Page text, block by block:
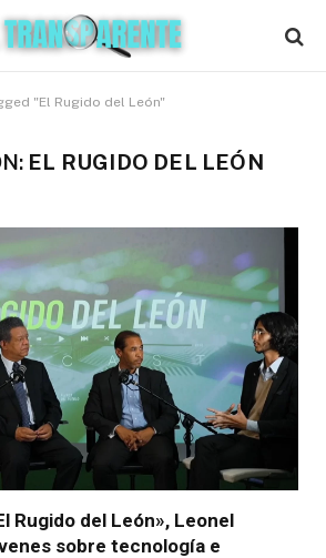
"El Rugido del León"
EL RUGIDO DEL LEÓN
Rugido del León», Leonel
sobre tecnología e